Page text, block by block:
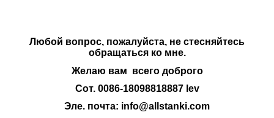
Любой вопрос, пожалуйста, не стесняйтесь
обращаться ко мне.
Желаю вам всего доброго
Сот. 0086-18098818887 lev
Эле. почта: info@allstanki.com